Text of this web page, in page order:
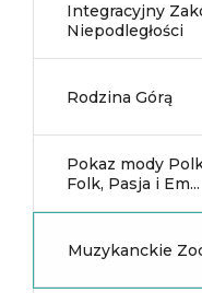
Integracyjny
Niepodległości
Rodzina Górą
Pokaz mody
Folk, Pasja i Em...
Muzykanckie